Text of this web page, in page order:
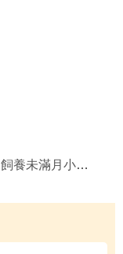
飼養未滿月小奶兔的注意事項